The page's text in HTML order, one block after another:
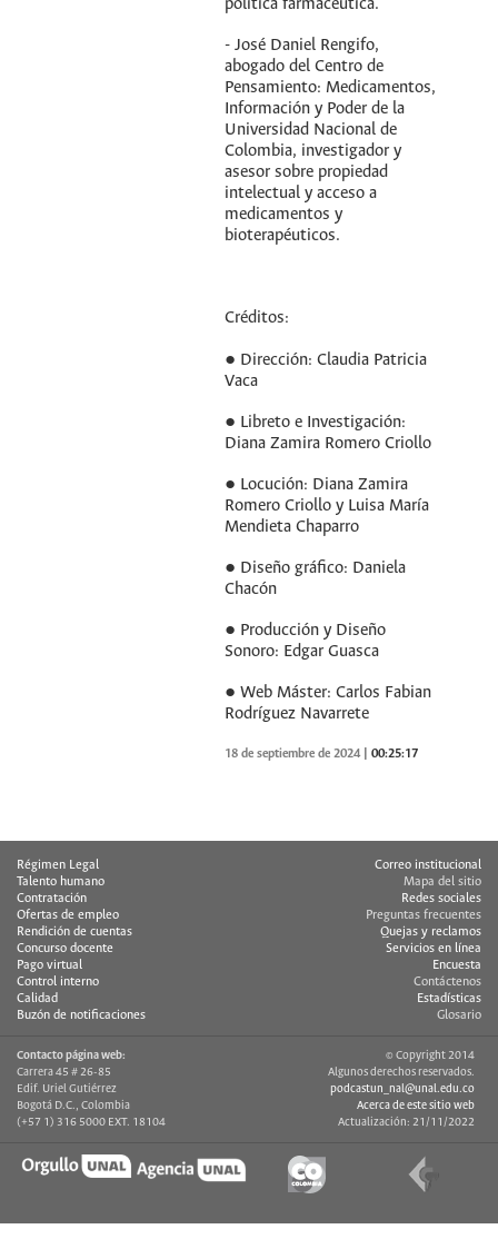
política farmacéutica.
- José Daniel Rengifo,
abogado del Centro de
Pensamiento: Medicamentos,
Información y Poder de la
Universidad Nacional de
Colombia, investigador y
asesor sobre propiedad
intelectual y acceso a
medicamentos y
bioterapéuticos.
Créditos:
● Dirección: Claudia Patricia
Vaca
● Libreto e Investigación:
Diana Zamira Romero Criollo
● Locución: Diana Zamira
Romero Criollo y Luisa María
Mendieta Chaparro
● Diseño gráfico: Daniela
Chacón
● Producción y Diseño
Sonoro: Edgar Guasca
● Web Máster: Carlos Fabian
Rodríguez Navarrete
18 de septiembre de 2024 |00:25:17
Régimen Legal
Talento humano
Contratación
Ofertas de empleo
Rendición de cuentas
Concurso docente
Pago virtual
Control interno
Calidad
Buzón de notificaciones
Correo institucional
Mapa del sitio
Redes sociales
Preguntas frecuentes
Quejas y reclamos
Servicios en línea
Encuesta
Contáctenos
Estadísticas
Glosario
Contacto página web:
Carrera 45 # 26-85
Edif. Uriel Gutiérrez
Bogotá D.C., Colombia
(+57 1) 316 5000 EXT. 18104
© Copyright 2014
Algunos derechos reservados.
podcastun_nal@unal.edu.co
Acerca de este sitio web
Actualización: 21/11/2022